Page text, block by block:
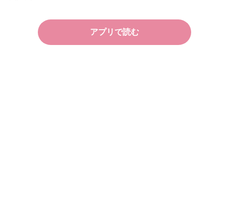
アプリで読む